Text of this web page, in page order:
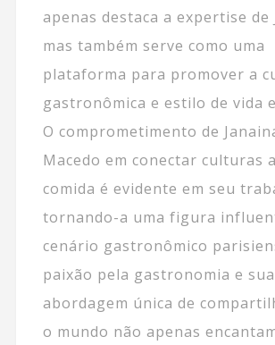
apenas destaca a expertise de
mas também serve como uma
plataforma para promover a
gastronômica e estilo de vida
O comprometimento de
Macedo em conectar culturas
comida é evidente em seu
tornando-a uma figura
cenário gastronômico
paixão pela gastronomia e sua
abordagem única de
o mundo não apenas